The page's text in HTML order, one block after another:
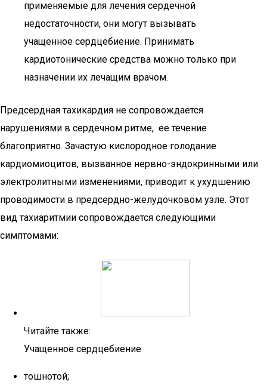
применяемые для лечения сердечной
недостаточности, они могут вызывать
учащенное сердцебиение. Принимать
кардиотонические средства можно только при
назначении их лечащим врачом.
Предсердная тахикардия не сопровождается
нарушениями в сердечном ритме, ее течение
благоприятно. Зачастую кислородное голодание
кардиомиоцитов, вызванное нервно-эндокринными или
электролитными изменениями, приводит к ухудшению
проводимости в предсердно-желудочковом узле. Этот
вид тахиаритмии сопровождается следующими
симптомами:
Читайте также:
Учащенное сердцебиение
тошнотой;